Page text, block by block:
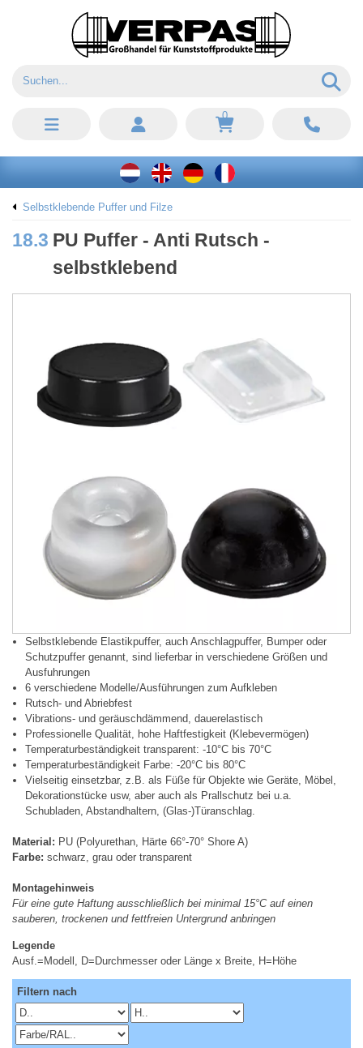
0
Selbstklebende Puffer und Filze
18.3 PU Puffer - Anti Rutsch -
selbstklebend
Selbstklebende Elastikpuffer, auch Anschlagpuffer, Bumper oder
Schutzpuffer genannt, sind lieferbar in verschiedene Größen und
Ausfuhrungen
6 verschiedene Modelle/Ausführungen zum Aufkleben
Rutsch- und Abriebfest
Vibrations- und geräuschdämmend, dauerelastisch
Professionelle Qualität, hohe Haftfestigkeit (Klebevermögen)
Temperaturbeständigkeit transparent: -10°C bis 70°C
Temperaturbeständigkeit Farbe: -20°C bis 80°C
Vielseitig einsetzbar, z.B. als Füße für Objekte wie Geräte, Möbel,
Dekorationstücke usw, aber auch als Prallschutz bei u.a.
Schubladen, Abstandhaltern, (Glas-)Türanschlag.
Material: PU (Polyurethan, Härte 66°-70° Shore A)
Farbe: schwarz, grau oder transparent
Montagehinweis
Für eine gute Haftung ausschließlich bei minimal 15°C auf einen
sauberen, trockenen und fettfreien Untergrund anbringen
Legende
Ausf.=Modell, D=Durchmesser oder Länge x Breite, H=Höhe
Filtern nach